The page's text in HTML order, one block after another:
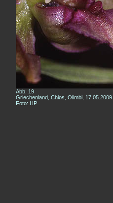
Abb. 19
Griechenland, Chios, Olimbi, 17.05.2009
Foto: HP